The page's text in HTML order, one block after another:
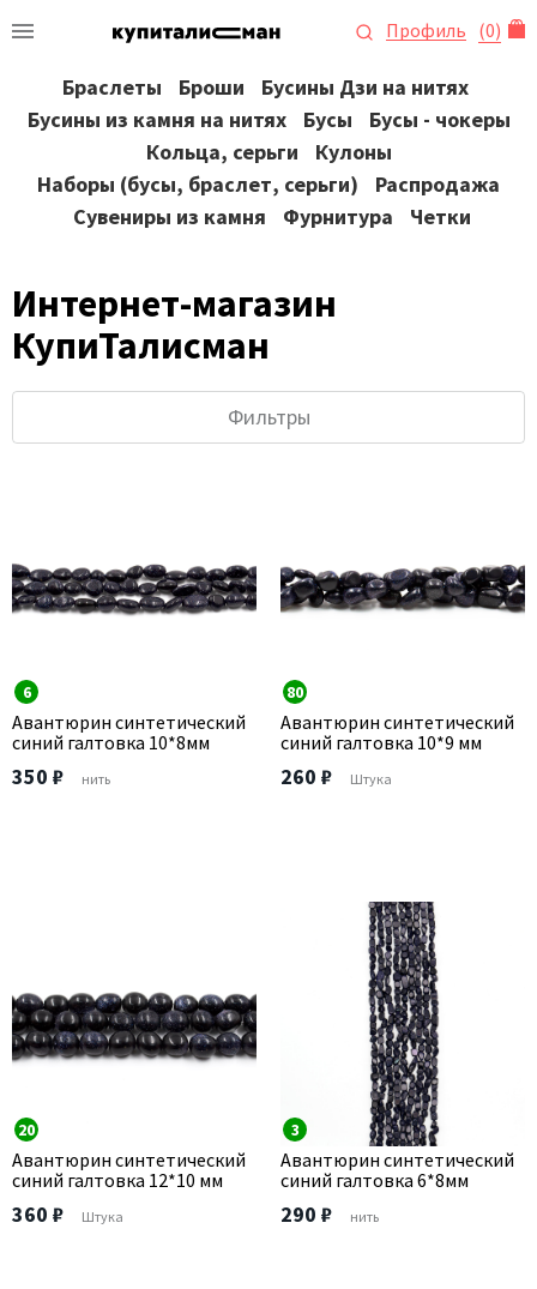
Профиль (0)
Браслеты Броши
Бусины Дзи на нитях
Бусины из камня на нитях
Бусы
Бусы - чокеры
Кольца, серьги
Кулоны
Наборы (бусы, браслет, серьги)
Распродажа
Сувениры из камня
Фурнитура Четки
Интернет-магазин
КупиТалисман
Фильтры
6
Авантюрин синтетический
синий галтовка 10*8мм
350 ₽ нить
80
Авантюрин синтетический
синий галтовка 10*9 мм
260 ₽ Штука
20
Авантюрин синтетический
синий галтовка 12*10 мм
360 ₽ Штука
3
Авантюрин синтетический
синий галтовка 6*8мм
290 ₽ нить